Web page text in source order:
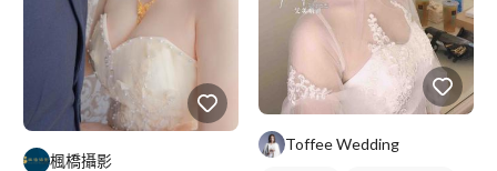
楓橋攝影
Toffee Wedding